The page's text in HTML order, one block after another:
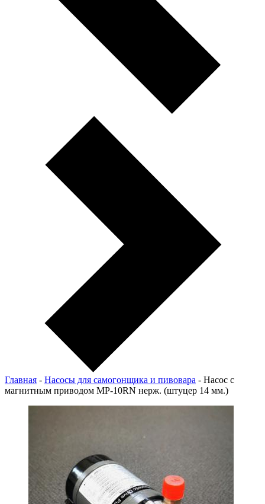
Главная - Насосы для самогонщика и пивовара - Насос с
магнитным приводом MP-10RN нерж. (штуцер 14 мм.)